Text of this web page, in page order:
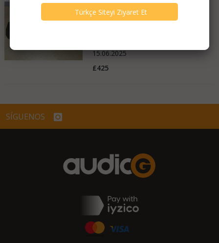
SINE AUDIO - Mega 6
Ultimate
15.06.2025
£425
SÍGUENOS